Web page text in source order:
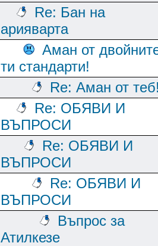
Re: Бан на
арияварта
Аман от
ти стандарти!
Re: Аман от
Re: ОБЯВИ И
ВЪПРОСИ
Re: ОБЯВИ И
ВЪПРОСИ
Re: ОБЯВИ И
ВЪПРОСИ
Въпрос за
Атилкезе